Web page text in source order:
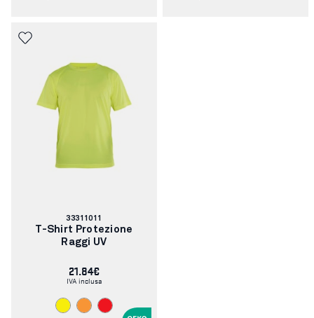
Codice
articolo:
33311011
T-Shirt Protezione
Raggi UV
21.84€
IVA inclusa